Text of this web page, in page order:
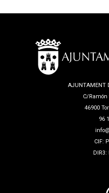
AJUNTAMENT
C/Ramón
46900
96
CIF: